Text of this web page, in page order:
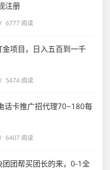
注册
/ 6777 阅读
金项目，日入五百到一千
/ 5474 阅读
话卡推广招代理70~180每
/ 6407 阅读
团团帮买团长的来，0-1全